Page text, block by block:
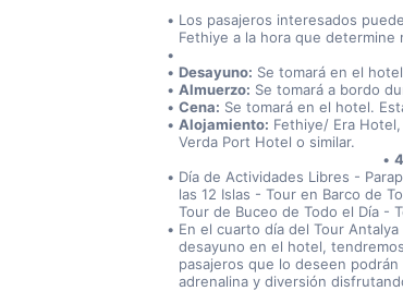
Los pasajeros interesados
Fethiye a la hora que determine
Desayuno: Se tomará en el
Almuerzo: Se tomará a bordo
Cena: Se tomará en el hotel.
Alojamiento: Fethiye/ Era
Verda Port Hotel o similar.
Día de Actividades Libres -
las 12 Islas - Tour en Barco de
Tour de Buceo de Todo el Día -
En el cuarto día del Tour
desayuno en el hotel,
pasajeros que lo deseen
adrenalina y diversión